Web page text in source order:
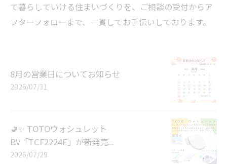
て暮らしていける住まいづくりを、ご相談の受付からア
フターフォローまで、一貫してお手伝いしております。
8月の営業日についてお知らせ
2026/07/31
🚽✨ TOTOウォシュレット
BV「TCF2224E」が新発売...
2026/07/29